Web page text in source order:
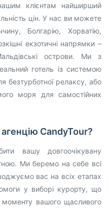
клієнтам найширший
цін. У нас ви можете
Болгарію, Хорватію,
екзотичні напрямки –
острови. Ми з
готель із системою
безтурботної релаксу, або
моря для самостійних
CandyTour?
вашу довгоочікувану
Ми беремо на себе всі
вас на всіх етапах
у виборі курорту, що
моменту вашого щасливого